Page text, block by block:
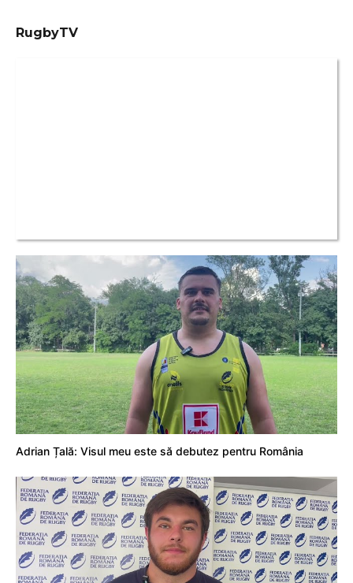
RugbyTV
Adrian Țală: Visul meu este să debutez pentru România